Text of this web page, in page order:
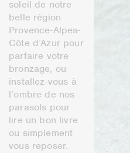
soleil de notre
belle région
Provence-Alpes-
Côte d’Azur pour
parfaire votre
bronzage, ou
installez-vous à
l’ombre de nos
parasols pour
lire un bon livre
ou simplement
vous reposer.